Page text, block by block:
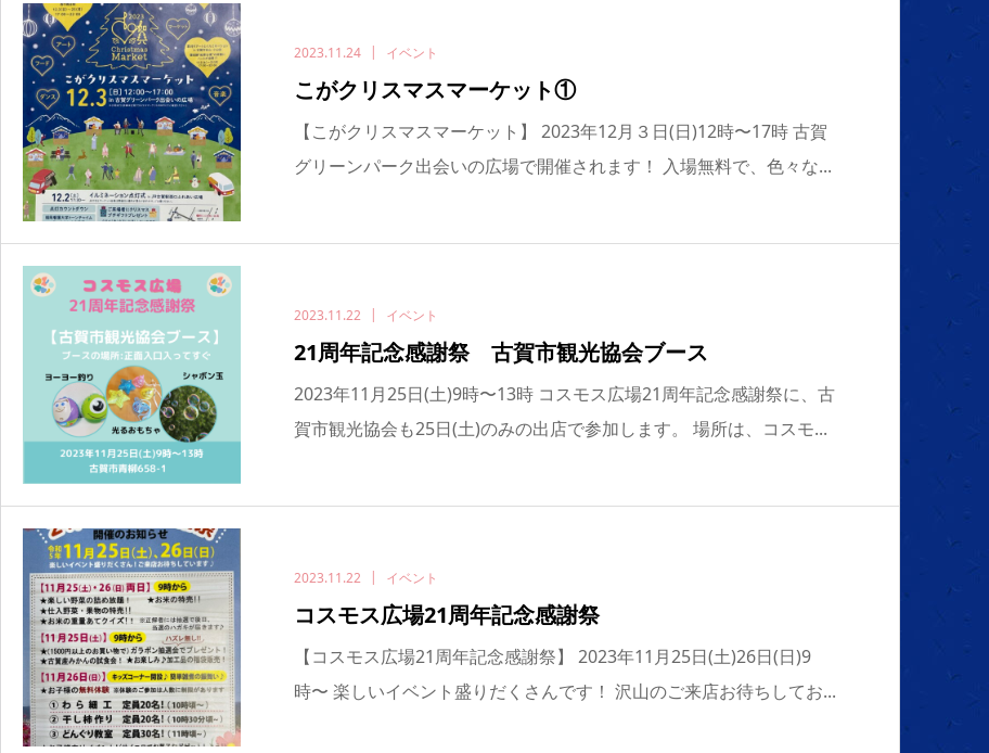
2023.11.24 イベント
こがクリスマスマーケット①
【こがクリスマスマーケット】 2023年12月３日(日)12時〜17時 古賀
グリーンパーク出会いの広場で開催されます！ 入場無料で、色々な...
2023.11.22 イベント
21周年記念感謝祭 古賀市観光協会ブース
2023年11月25日(土)9時〜13時 コスモス広場21周年記念感謝祭に、古
賀市観光協会も25日(土)のみの出店で参加します。 場所は、コスモ...
2023.11.22 イベント
コスモス広場21周年記念感謝祭
【コスモス広場21周年記念感謝祭】 2023年11月25日(土)26日(日)9
時〜 楽しいイベント盛りだくさんです！ 沢山のご来店お待ちしてお...